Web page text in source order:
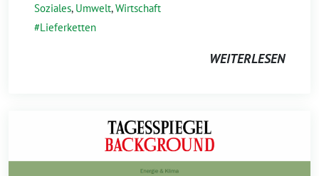
Soziales, Umwelt,Wirtschaft
Lieferketten
WEITERLESEN